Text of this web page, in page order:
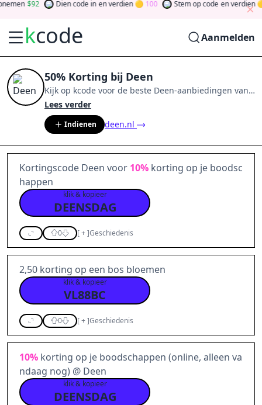
92 Dien code in en verdien 100 Stem op code en verdien
kcode Aanmelden
50% Korting bij Deen
Kijk op kcode voor de beste Deen-aanbiedingen van
aug 2026. Word lid van de community
tokens door bij te dragen via stemmen, testen, delen
en meer. Drehen Sie den Glücksklee
Sie Geld
Lees verder
Indienen deen.nl
Kortingscode Deen voor 10% korting op je boodsc
happen
klik & kopieer
DEENSDAG
0 [+]Geschiedenis
2,50 korting op een bos bloemen
klik & kopieer
VL88BC
0 [+]Geschiedenis
10% korting op je boodschappen (online, alleen va
ndaag nog) @ Deen
klik & kopieer
DEENSDAG